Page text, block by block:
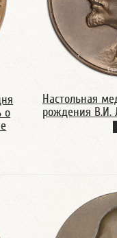
о
Настольная
рождения В.И.